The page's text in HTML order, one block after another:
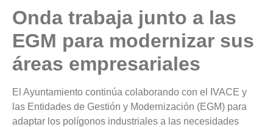
Onda trabaja junto a las
EGM para modernizar sus
áreas empresariales
El Ayuntamiento continúa colaborando con el IVACE y
las Entidades de Gestión y Modernización (EGM) para
adaptar los polígonos industriales a las necesidades